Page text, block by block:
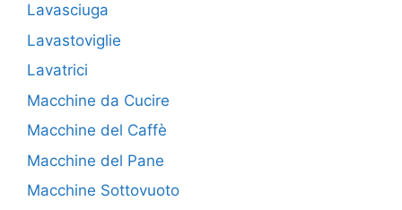
Lavasciuga
Lavastoviglie
Lavatrici
Macchine da Cucire
Macchine del Caffè
Macchine del Pane
Macchine Sottovuoto